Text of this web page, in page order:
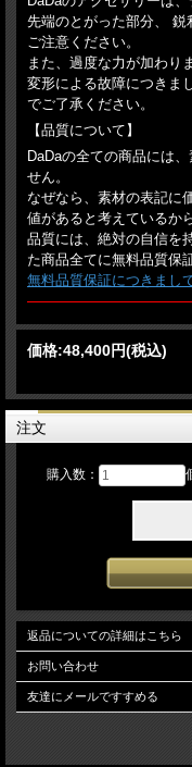
先端のとがった部分、
ご注意ください。
また、過度な力が加わり
変形による故障につきま
でご了承ください。
【品質について】
DaDaの全ての商品には
せん。
なぜなら、素材の表記に
値があると考えているか
品質には、絶対の自信を
た商品全てに無料品質保
無料品質保証につきまし
価格:48,400円(税込)
注文
購入数：
返品についての詳細はこちら
お問い合わせ
友達にメールですすめる